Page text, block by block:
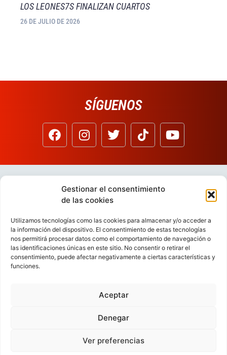
Gestionar el consentimiento
de las cookies
Utilizamos tecnologías como las cookies para almacenar y/o acceder a
la información del dispositivo. El consentimiento de estas tecnologías
nos permitirá procesar datos como el comportamiento de navegación o
las identificaciones únicas en este sitio. No consentir o retirar el
consentimiento, puede afectar negativamente a ciertas características y
funciones.
Aceptar
Denegar
Ver preferencias
LOS LEONES7S FINALIZAN CUARTOS
26 DE JULIO DE 2026
SÍGUENOS
VIDEOCONFERENCIASPOLÍTICA DE PRIVACIDAD